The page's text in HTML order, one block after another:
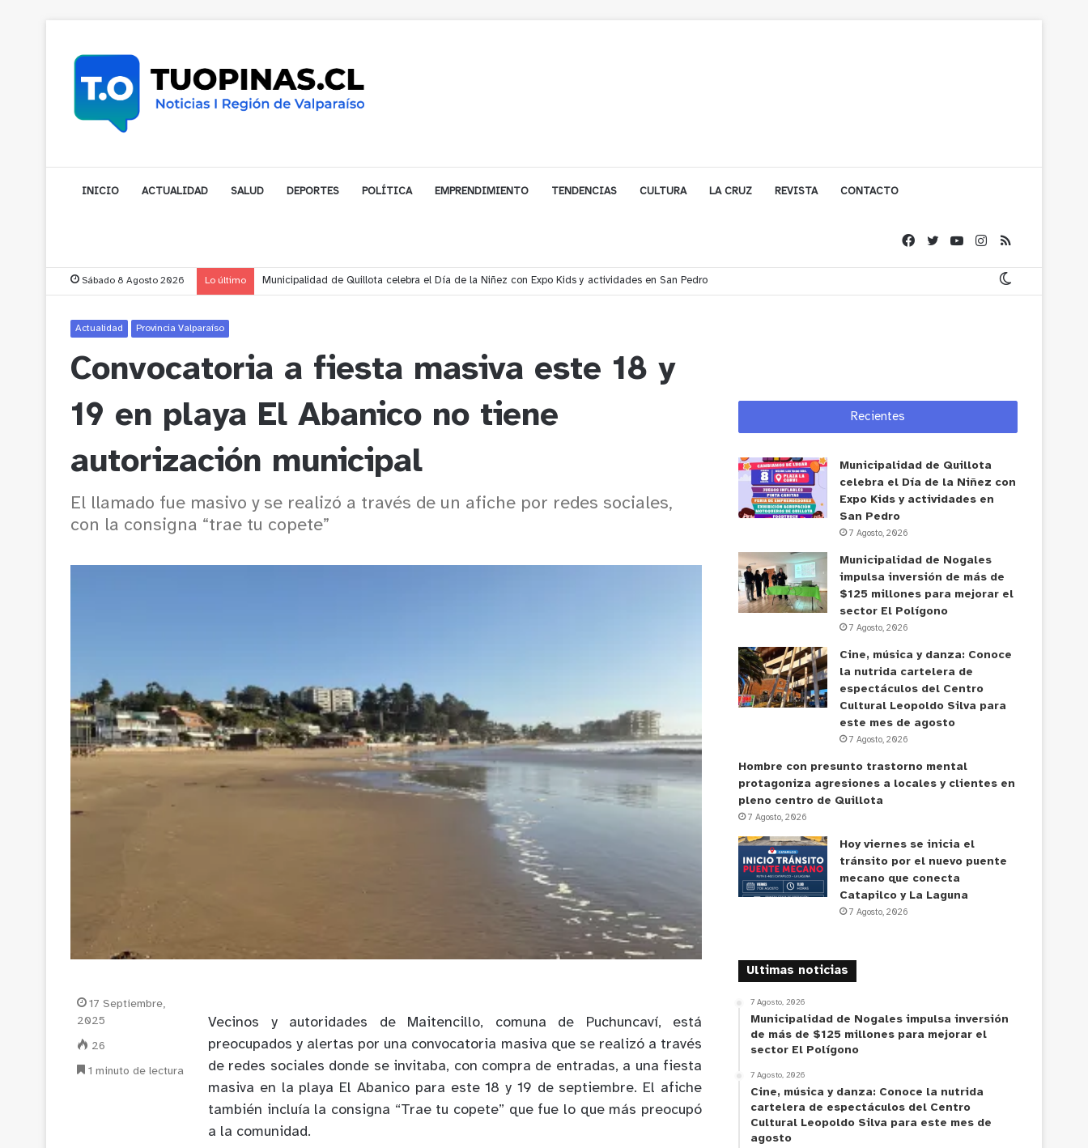
INICIO ACTUALIDAD SALUD DEPORTES POLÍTICA EMPRENDIMIENTO TENDENCIAS CULTURA LA CRUZ REVISTA CONTACTO
Sábado 8 Agosto 2026 Lo último Municipalidad de Nogales impulsa inversión de más de $125 millones para mejorar el sector El Polígono
Actualidad Provincia Valparaíso
Convocatoria a fiesta masiva este 18 y
19 en playa El Abanico no tiene
autorización municipal
El llamado fue masivo y se realizó a través de un afiche por redes sociales,
con la consigna “trae tu copete”
Vecinos y autoridades de Maitencillo, comuna de Puchuncaví, está
preocupados y alertas por una convocatoria masiva que se realizó a través
de redes sociales donde se invitaba, con compra de entradas, a una fiesta
masiva en la playa El Abanico para este 18 y 19 de septiembre. El afiche
también incluía la consigna “Trae tu copete” que fue lo que más preocupó
a la comunidad.
17 Septiembre,
2025
26
1 minuto de lectura
Recientes
Municipalidad de Quillota
celebra el Día de la Niñez con
Expo Kids y actividades en
San Pedro
7 Agosto, 2026
Municipalidad de Nogales
impulsa inversión de más de
$125 millones para mejorar el
sector El Polígono
7 Agosto, 2026
Cine, música y danza: Conoce
la nutrida cartelera de
espectáculos del Centro
Cultural Leopoldo Silva para
este mes de agosto
7 Agosto, 2026
Hombre con presunto trastorno mental
protagoniza agresiones a locales y clientes en
pleno centro de Quillota
7 Agosto, 2026
Hoy viernes se inicia el
tránsito por el nuevo puente
mecano que conecta
Catapilco y La Laguna
7 Agosto, 2026
Ultimas noticias
7 Agosto, 2026
Municipalidad de Nogales impulsa inversión
de más de $125 millones para mejorar el
sector El Polígono
7 Agosto, 2026
Cine, música y danza: Conoce la nutrida
cartelera de espectáculos del Centro
Cultural Leopoldo Silva para este mes de
agosto